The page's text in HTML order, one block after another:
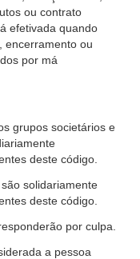
ou contrato
efetivada quando
encerramento ou
por má
grupos societários e
deste código.
solidariamente
deste código.
por culpa.
a pessoa